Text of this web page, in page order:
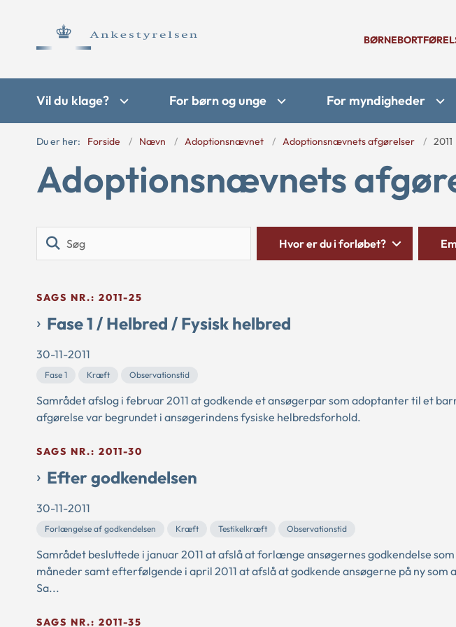
Vil du klage? For børn og unge For myndigheder
Du er her: Forside Nævn Adoptionsnævnet Adoptionsnævnets afgørelser 2011
Adoptionsnævnets
Hvor er du i forløbet?
SAGS NR.: 2011-25
Fase 1 / Helbred / Fysisk helbred
30-11-2011
Fase 1 Kræft Observationstid
Samrådet afslog i februar 2011 at godkende et ansøgerpar som adoptanter til et
afgørelse var begrundet i ansøgerindens fysiske helbredsforhold.
SAGS NR.: 2011-30
Efter godkendelsen
30-11-2011
Forlængelse af godkendelsen Kræft Testikelkræft Observationstid
Samrådet besluttede i januar 2011 at afslå at forlænge ansøgernes godkendelse
måneder samt efterfølgende i april 2011 at afslå at godkende ansøgerne på ny
Sa...
SAGS NR.: 2011-35